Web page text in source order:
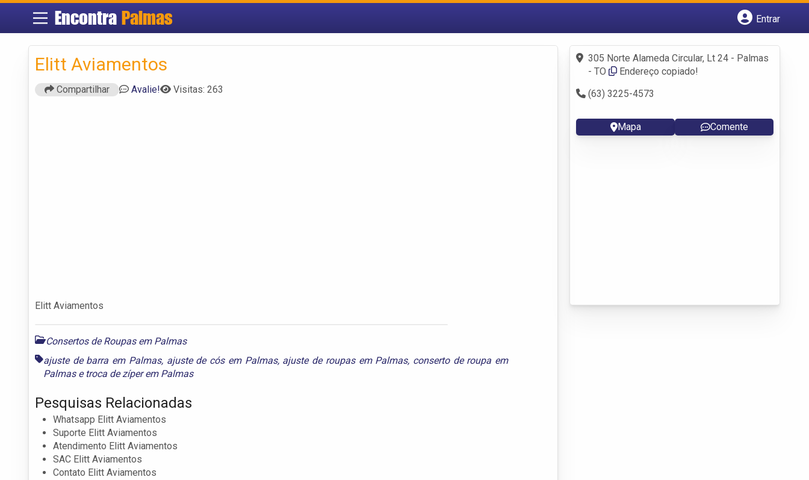
Encontra Palmas
Entrar
Fazer login
Criar conta
Elitt Aviamentos
Compartilhar Avalie! Visitas: 263
Elitt Aviamentos
Consertos de Roupas em Palmas
ajuste de barra em Palmas, ajuste de cós em Palmas, ajuste de roupas em Palmas, conserto de roupa em
Palmase troca de zíper em Palmas
Pesquisas Relacionadas
Whatsapp Elitt Aviamentos
Suporte Elitt Aviamentos
Atendimento Elitt Aviamentos
SAC Elitt Aviamentos
Contato Elitt Aviamentos
305 Norte Alameda Circular, Lt 24 - Palmas
- TO
Endereço copiado!
(63) 3225-4573
Mapa Comente